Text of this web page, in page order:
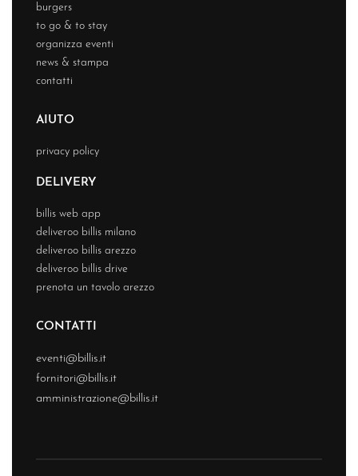
burgers
to go & to stay
organizza eventi
news & stampa
contatti
AIUTO
privacy policy
DELIVERY
billis web app
deliveroo billis milano
deliveroo billis arezzo
deliveroo billis drive
prenota un tavolo arezzo
CONTATTI
eventi@billis.it
fornitori@billis.it
amministrazione@billis.it